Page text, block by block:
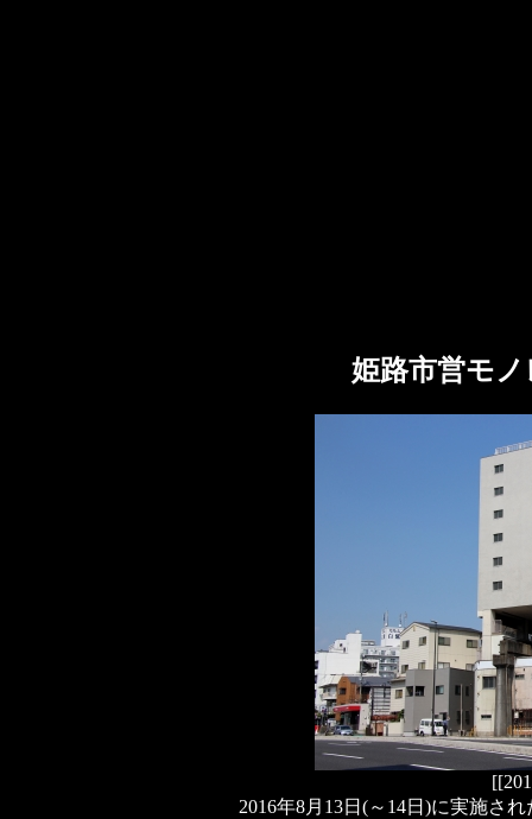
姫路市営モ
2016年8月13日(～14日)に実施さ